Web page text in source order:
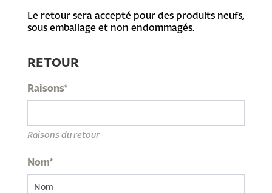
Le retour sera accepté pour des produits neufs,
sous emballage et non endommagés.
RETOUR
Raisons*
Raisons du retour
Nom*